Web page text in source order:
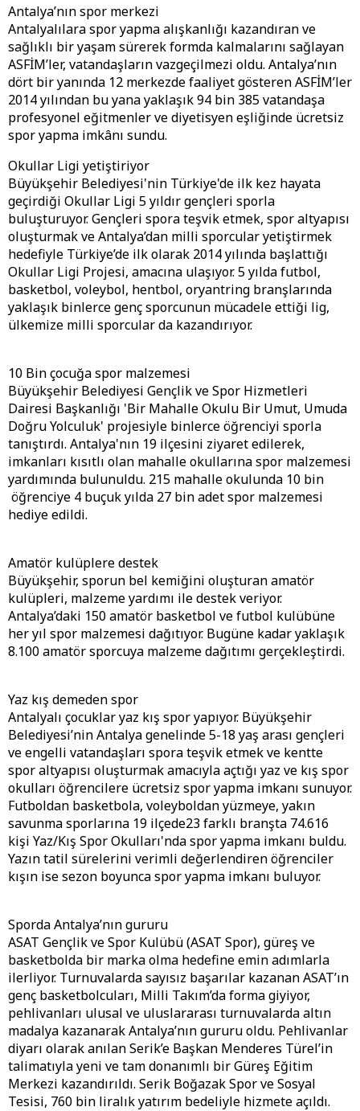
Antalya’nın spor merkezi
Antalyalılara spor yapma alışkanlığı kazandıran ve
sağlıklı bir yaşam sürerek formda kalmalarını sağlayan
ASFİM’ler, vatandaşların vazgeçilmezi oldu. Antalya’nın
dört bir yanında 12 merkezde faaliyet gösteren ASFİM’ler
2014 yılından bu yana yaklaşık 94 bin 385 vatandaşa
profesyonel eğitmenler ve diyetisyen eşliğinde ücretsiz
spor yapma imkânı sundu.
Okullar Ligi yetiştiriyor
Büyükşehir Belediyesi'nin Türkiye'de ilk kez hayata
geçirdiği Okullar Ligi 5 yıldır gençleri sporla
buluşturuyor. Gençleri spora teşvik etmek, spor altyapısı
oluşturmak ve Antalya’dan milli sporcular yetiştirmek
hedefiyle Türkiye’de ilk olarak 2014 yılında başlattığı
Okullar Ligi Projesi, amacına ulaşıyor. 5 yılda futbol,
basketbol, voleybol, hentbol, oryantring branşlarında
yaklaşık binlerce genç sporcunun mücadele ettiği lig,
ülkemize milli sporcular da kazandırıyor.
10 Bin çocuğa spor malzemesi
Büyükşehir Belediyesi Gençlik ve Spor Hizmetleri
Dairesi Başkanlığı 'Bir Mahalle Okulu Bir Umut, Umuda
Doğru Yolculuk' projesiyle binlerce öğrenciyi sporla
tanıştırdı. Antalya'nın 19 ilçesini ziyaret edilerek,
imkanları kısıtlı olan mahalle okullarına spor malzemesi
yardımında bulunuldu. 215 mahalle okulunda 10 bin
öğrenciye 4 buçuk yılda 27 bin adet spor malzemesi
hediye edildi.
Amatör kulüplere destek
Büyükşehir, sporun bel kemiğini oluşturan amatör
kulüpleri, malzeme yardımı ile destek veriyor.
Antalya’daki 150 amatör basketbol ve futbol kulübüne
her yıl spor malzemesi dağıtıyor. Bugüne kadar yaklaşık
8.100 amatör sporcuya malzeme dağıtımı gerçekleştirdi.
Yaz kış demeden spor
Antalyalı çocuklar yaz kış spor yapıyor. Büyükşehir
Belediyesi’nin Antalya genelinde 5-18 yaş arası gençleri
ve engelli vatandaşları spora teşvik etmek ve kentte
spor altyapısı oluşturmak amacıyla açtığı yaz ve kış spor
okulları öğrencilere ücretsiz spor yapma imkanı sunuyor.
Futboldan basketbola, voleyboldan yüzmeye, yakın
savunma sporlarına 19 ilçede23 farklı branşta 74.616
kişi Yaz/Kış Spor Okulları'nda spor yapma imkanı buldu.
Yazın tatil sürelerini verimli değerlendiren öğrenciler
kışın ise sezon boyunca spor yapma imkanı buluyor.
Sporda Antalya’nın gururu
ASAT Gençlik ve Spor Kulübü (ASAT Spor), güreş ve
basketbolda bir marka olma hedefine emin adımlarla
ilerliyor. Turnuvalarda sayısız başarılar kazanan ASAT’ın
genç basketbolcuları, Milli Takım’da forma giyiyor,
pehlivanları ulusal ve uluslararası turnuvalarda altın
madalya kazanarak Antalya’nın gururu oldu. Pehlivanlar
diyarı olarak anılan Serik’e Başkan Menderes Türel’in
talimatıyla yeni ve tam donanımlı bir Güreş Eğitim
Merkezi kazandırıldı. Serik Boğazak Spor ve Sosyal
Tesisi, 760 bin liralık yatırım bedeliyle hizmete açıldı.